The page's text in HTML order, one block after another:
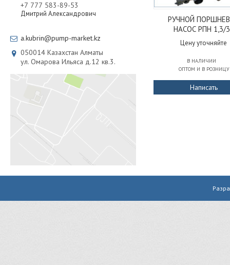
РУЧНОЙ
НАСОС РПН 1,3/
Цену уточняйте
В НАЛИЧИИ
ОПТОМ И В РОЗНИЦУ
Написать
+7 777 583-89-53
Дмитрий Александрович
a.kubrin@pump-market.kz
050014 Казахстан Алматы
ул. Омарова Ильяса д.12 кв.3.